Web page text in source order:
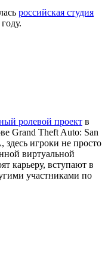
российская студия
ролевой проект в
Grand Theft Auto: San
игроки не просто
виртуальной
карьеру, вступают в
участниками по